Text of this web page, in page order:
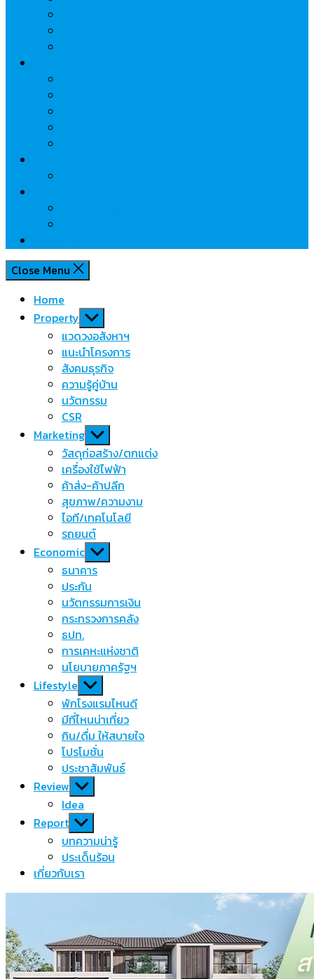
Close Menu
Home
Property Show
sub
menu
แวดวงอสังหาฯ
แนะนำโครงการ
สังคมธุรกิจ
ความรู้คู่บ้าน
นวัตกรรม
CSR
Marketing Show
sub
menu
วัสดุก่อสร้าง/ตกแต่ง
เครื่องใช้ไฟฟ้า
ค้าส่ง-ค้าปลีก
สุขภาพ/ความงาม
ไอที/เทคโนโลยี
รถยนต์
Economic Show
sub
menu
ธนาคาร
ประกัน
นวัตกรรมการเงิน
กระทรวงการคลัง
ธปท.
การเคหะแห่งชาติ
นโยบายภาครัฐฯ
Lifestyle Show
sub
menu
พักโรงแรมไหนดี
มีที่ไหนน่าเที่ยว
กิน/ดื่ม ให้สบายใจ
โปรโมชั่น
ประชาสัมพันธ์
Review Show
sub
menu
Idea
Report Show
sub
menu
บทความน่ารู้
ประเด็นร้อน
เกี่ยวกับเรา